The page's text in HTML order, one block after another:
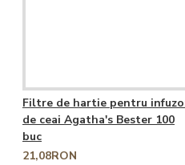
Filtre de hartie pentru
de ceai Agatha's Bester 100
buc
21,08RON